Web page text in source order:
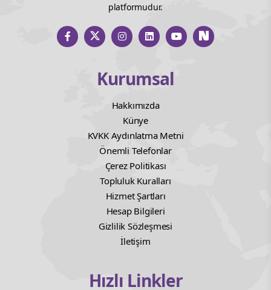
platformudur.
Kurumsal
Hakkımızda
Künye
KVKK Aydınlatma Metni
Önemli Telefonlar
Çerez Politikası
Topluluk Kuralları
Hizmet Şartları
Hesap Bilgileri
Gizlilik Sözleşmesi
İletişim
Hızlı Linkler